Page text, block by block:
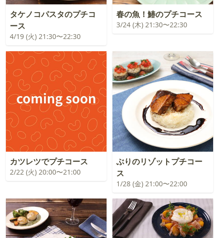
タケノコパスタのプチコ
ース
4/19 (火) 21:30〜22:30
春の魚！鰆のプチコース
3/24 (木) 21:30〜22:30
カツレツでプチコース
2/22 (火) 20:00〜21:00
ぶりのリゾットプチコー
ス
1/28 (金) 21:00〜22:00